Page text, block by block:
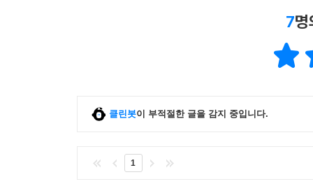
7
클린봇이 부적절한 글을 감지 중입니다.
1